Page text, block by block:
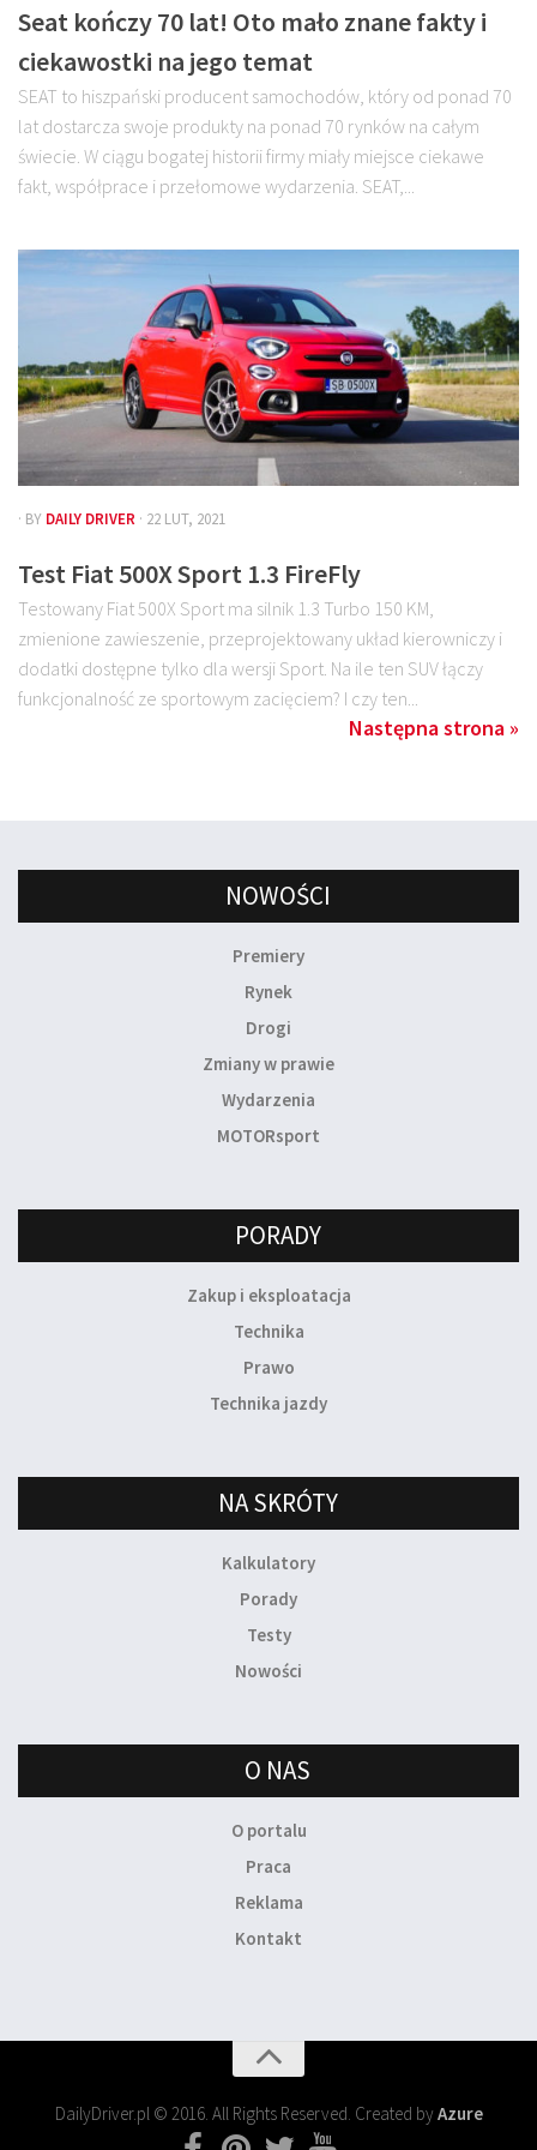
Seat kończy 70 lat! Oto mało znane fakty i
ciekawostki na jego temat
SEAT to hiszpański producent samochodów, który od ponad 70
lat dostarcza swoje produkty na ponad 70 rynków na całym
świecie. W ciągu bogatej historii firmy miały miejsce ciekawe
fakt, współprace i przełomowe wydarzenia. SEAT,...
· BY DAILY DRIVER · 22 LUT, 2021
Test Fiat 500X Sport 1.3 FireFly
Testowany Fiat 500X Sport ma silnik 1.3 Turbo 150 KM,
zmienione zawieszenie, przeprojektowany układ kierowniczy i
dodatki dostępne tylko dla wersji Sport. Na ile ten SUV łączy
funkcjonalność ze sportowym zacięciem? I czy ten...
Następna strona »
NOWOŚCI
Premiery
Rynek
Drogi
Zmiany w prawie
Wydarzenia
MOTORsport
PORADY
Zakup i eksploatacja
Technika
Prawo
Technika jazdy
NA SKRÓTY
Kalkulatory
Porady
Testy
Nowości
O NAS
O portalu
Praca
Reklama
Kontakt
DailyDriver.pl © 2016. All Rights Reserved. Created byAzure